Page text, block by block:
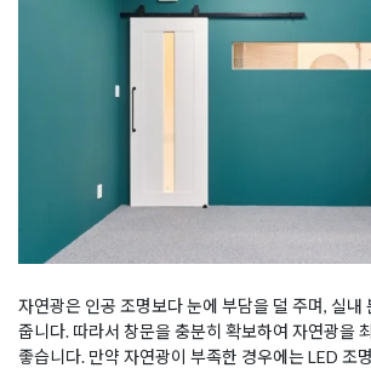
자연광은 인공 조명보다 눈에 부담을 덜 주며, 실내
줍니다. 따라서 창문을 충분히 확보하여 자연광을
좋습니다. 만약 자연광이 부족한 경우에는 LED 조